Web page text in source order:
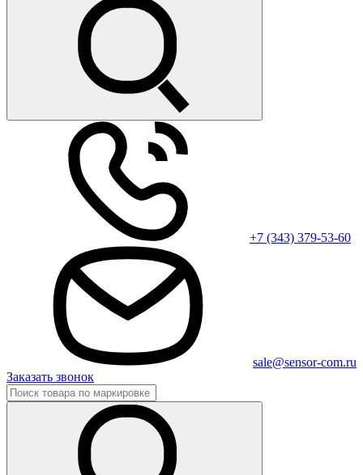
+7 (343) 379-53-60
sale@sensor-com.ru
Заказать звонок